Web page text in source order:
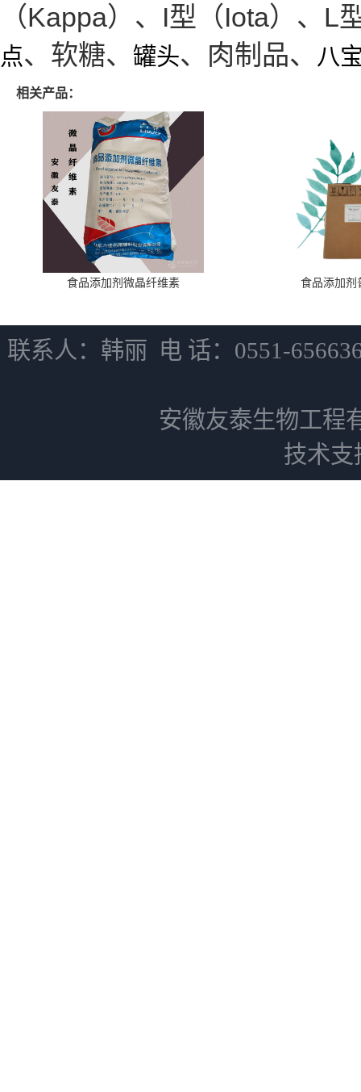
（Kappa）、I型（Iota）、
点、软糖、 罐头、肉制品、 八
相关产品：
食品添加剂微晶纤维素 食品添加剂
联系人：韩丽 电 话：0551-
安徽友泰生物工程
技术